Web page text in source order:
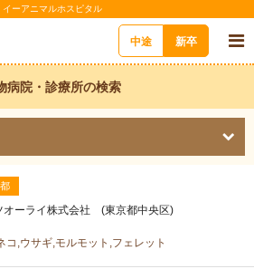
ーアニマルホスピタル
中途 新卒
病院・診療所の検索
オーライ株式会社 (東京都中央区)
コ,ウサギ,モルモット,フェレット